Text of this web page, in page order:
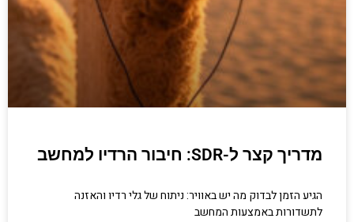
מדריך קצר ל-SDR: חיבור הרדיו למחשב
הגיע הזמן לבדוק מה יש באוויר: ניתוח של גלי רדיו והאזנה
לתשדורות באמצעות המחשב